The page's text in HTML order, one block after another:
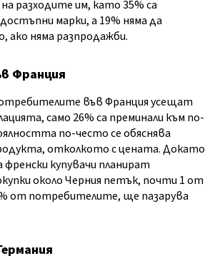
разходите им, като 35% са
марки, а 19% няма да
ако няма разпродажби.
Франция
във Франция усещат
само 26% са преминали към по-
по-често се обяснява
отколкото с цената. Докато
купувачи планират
около Черния петък, почти 1 от
от потребителите, ще пазарува